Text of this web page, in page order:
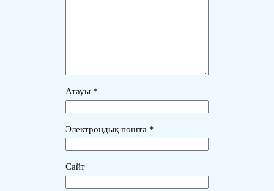
Атауы *
Электрондық пошта *
Сайт